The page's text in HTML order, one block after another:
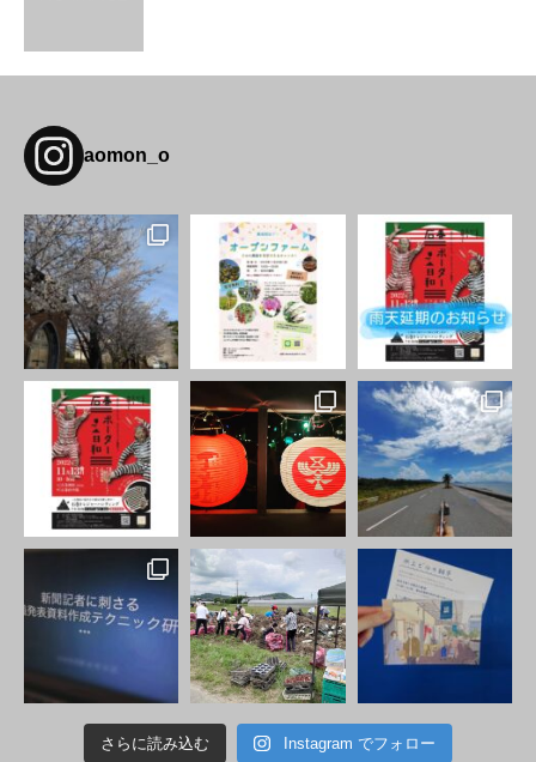
aomon_o
さらに読み込む Instagram でフォロー